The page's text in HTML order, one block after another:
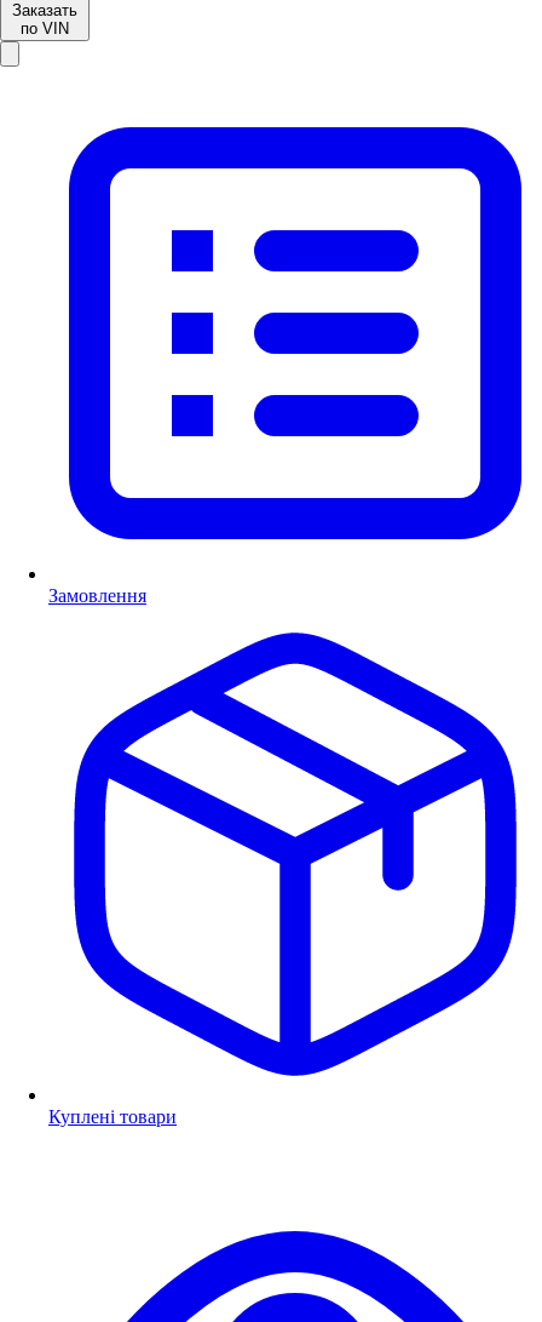
Заказать
по VIN
Замовлення
Куплені товари